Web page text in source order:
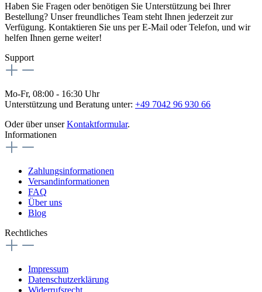
Haben Sie Fragen oder benötigen Sie Unterstützung bei Ihrer
Bestellung? Unser freundliches Team steht Ihnen jederzeit zur
Verfügung. Kontaktieren Sie uns per E-Mail oder Telefon, und wir
helfen Ihnen gerne weiter!
Support
Mo-Fr, 08:00 - 16:30 Uhr
Unterstützung und Beratung unter: +49 7042 96 930 66
Oder über unserKontaktformular.
Informationen
Zahlungsinformationen
Versandinformationen
FAQ
Über uns
Blog
Rechtliches
Impressum
Datenschutzerklärung
Widerrufsrecht